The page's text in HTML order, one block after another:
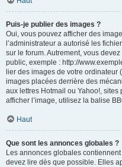
Puis-je publier des images ?
Oui, vous pouvez afficher des
l’administrateur a autorisé les
sur le forum. Autrement, vous
public, exemple : http://
lier des images de votre ordinateur
images placées derrière des
aux lettres Hotmail ou Yahoo!,
afficher l’image, utilisez la balise
Haut
Que sont les annonces globales ?
Les annonces globales
devez lire dès que possible. Elles